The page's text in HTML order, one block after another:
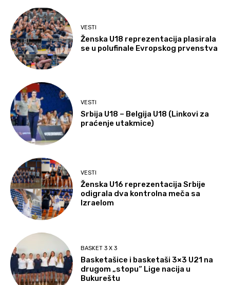
VESTI
Ženska U18 reprezentacija plasirala
se u polufinale Evropskog prvenstva
VESTI
Srbija U18 – Belgija U18 (Linkovi za
praćenje utakmice)
VESTI
Ženska U16 reprezentacija Srbije
odigrala dva kontrolna meča sa
Izraelom
BASKET 3 X 3
Basketašice i basketaši 3×3 U21 na
drugom „stopu“ Lige nacija u
Bukureštu